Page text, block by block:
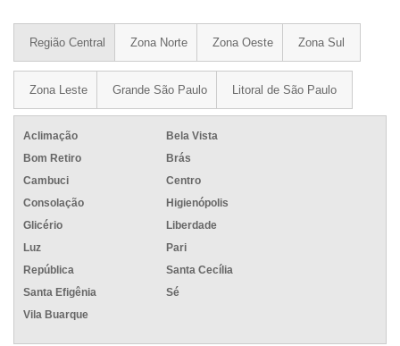
Região Central Zona Norte Zona Oeste Zona Sul
Zona Leste Grande São Paulo Litoral de São Paulo
Aclimação
Bela Vista
Bom Retiro
Brás
Cambuci
Centro
Consolação
Higienópolis
Glicério
Liberdade
Luz
Pari
República
Santa Cecília
Santa Efigênia
Sé
Vila Buarque